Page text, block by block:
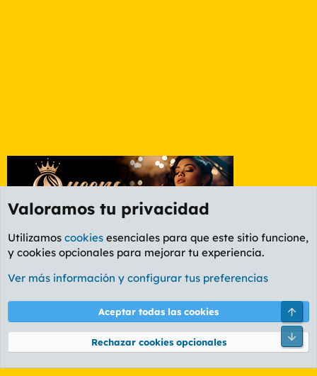
Foro Cine
Cookies
PL OLDSTYLE AMARILLO
Términos y reglas Política de privacidad Ayuda
Community platform by XenForo® © 2010-2026 XenForo Ltd.
Valoramos tu privacidad
Utilizamos cookies esenciales para que este sitio funcione,
y cookies opcionales para mejorar tu experiencia.
Ver más información y configurar tus preferencias
Aceptar todas las cookies
Rechazar cookies opcionales
Pie